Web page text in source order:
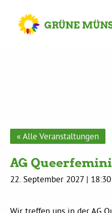
Kreisgeschäftsstelle
Mitgliederversammlung
« Alle Veranstaltungen
AG
22. September 2027 | 18:30
Wir treffen uns in der AG